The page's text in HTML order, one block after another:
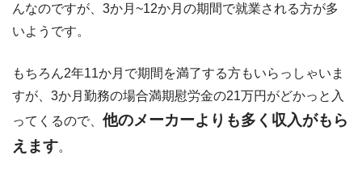
んなのですが、3か月~12か月の期間で就業される方が多
いようです。
もちろん2年11か月で期間を満了する方もいらっしゃいま
すが、3か月勤務の場合満期慰労金の21万円がどかっと入
ってくるので、 他のメーカーよりも多く収入がもら
えます。